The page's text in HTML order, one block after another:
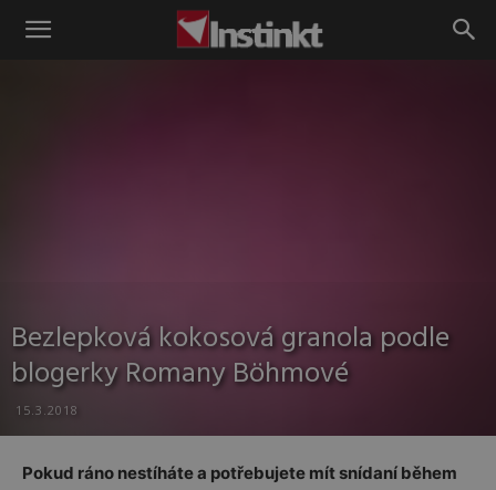
Instinkt
Bezlepková kokosová granola podle
blogerky Romany Böhmové
15.3.2018
Pokud ráno nestíháte a potřebujete mít snídaní během